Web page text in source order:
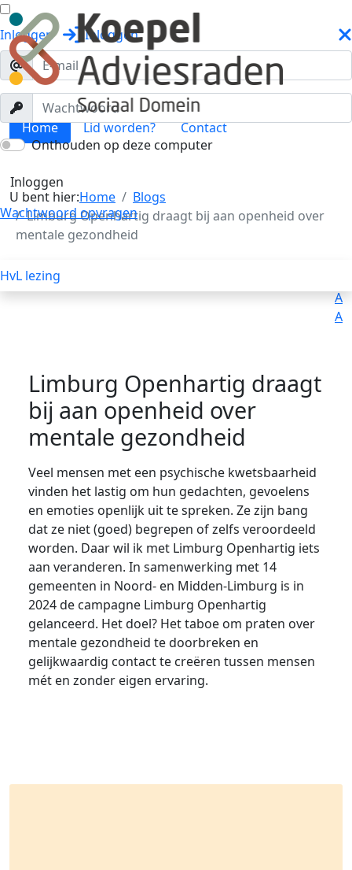
Inloggen Inloggen
Onthouden op deze computer
Inloggen
Wachtwoord opvragen
HvL lezing
Home Lid worden? Contact
U bent hier:Home
Blogs
Limburg Openhartig draagt bij aan openheid over
mentale gezondheid
A
A
Limburg Openhartig draagt
bij aan openheid over
mentale gezondheid
Veel mensen met een psychische kwetsbaarheid
vinden het lastig om hun gedachten, gevoelens
en emoties openlijk uit te spreken. Ze zijn bang
dat ze niet (goed) begrepen of zelfs veroordeeld
worden. Daar wil ik met Limburg Openhartig iets
aan veranderen. In samenwerking met 14
gemeenten in Noord- en Midden-Limburg is in
2024 de campagne Limburg Openhartig
gelanceerd. Het doel? Het taboe om praten over
mentale gezondheid te doorbreken en
gelijkwaardig contact te creëren tussen mensen
mét en zonder eigen ervaring.